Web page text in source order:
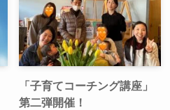
「子育てコーチング講座」
第二弾開催！